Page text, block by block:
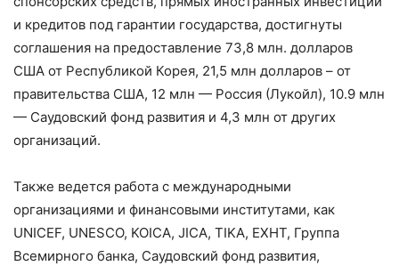
и кредитов под гарантии государства, достигнуты
соглашения на предоставление 73,8 млн. долларов
США от Республикой Корея, 21,5 млн долларов – от
правительства США, 12 млн — Россия (Лукойл), 10.9 млн
— Саудовский фонд развития и 4,3 млн от других
организаций.
Также ведется работа с международными
организациями и финансовыми институтами, как
UNICEF, UNESCO, KOICА, JICA, TIKA, EXHT, Группа
Всемирного банка, Саудовский фонд развития,